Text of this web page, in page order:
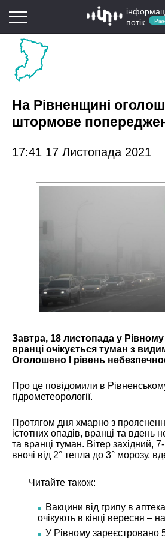
потік
На Рівненщині
штормове
17:41 17 Листопада 2021
Завтра, 18 листопада у Рівному
вранці очікується туман з
Оголошено І рівень
Про це повідомили в
гідрометеорології.
Протягом дня хмарно з
істотних опадів, вранці та вдень
та вранці туман. Вітер західний,
вночі від 2° тепла до 3° морозу,
Читайте також:
Вакцини від грипу в
очікують в кінці вересня –
У Рівному зареєстровано